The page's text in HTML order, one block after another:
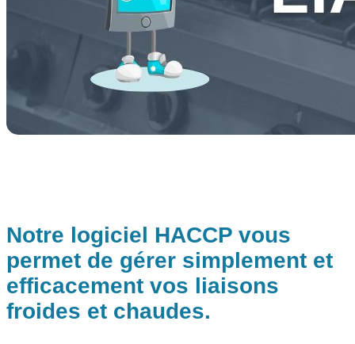
Notre logiciel HACCP vous
permet de gérer simplement et
efficacement vos liaisons
froides et chaudes.